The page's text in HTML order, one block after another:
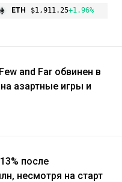
ETH $1,911.25+1.96%
and Far обвинен в
азартные игры и
после
несмотря на старт